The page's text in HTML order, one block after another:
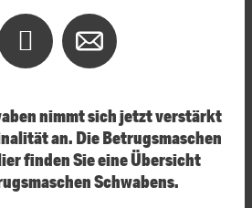
nimmt sich jetzt verstärkt
an. Die Betrugsmaschen
finden Sie eine Übersicht
Schwabens.